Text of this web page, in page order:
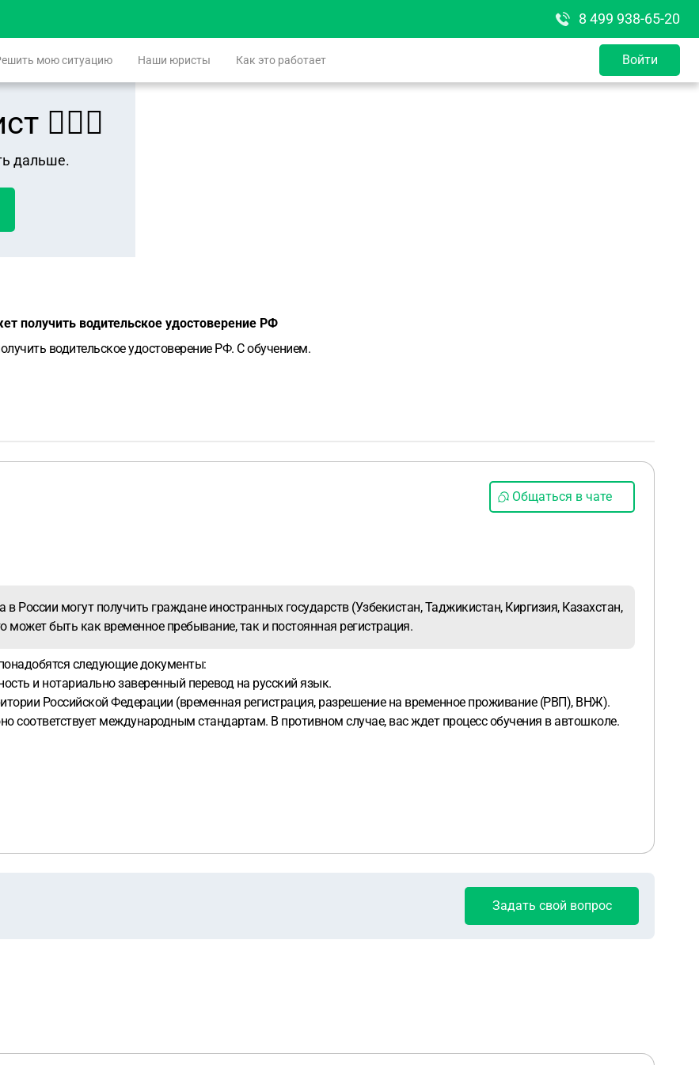
8 499 938-65-20
мою ситуацию Наши юристы Как это работает Войти
👨🏻‍⚖️
дальше.
получить водительское удостоверение РФ
водительское удостоверение РФ. С обучением.
Общаться в чате
России могут получить граждане иностранных государств (Узбекистан, Таджикистан, Киргизия, Казахстан,
быть как временное пребывание, так и постоянная регистрация.
следующие документы:
и нотариально заверенный перевод на русский язык.
Российской Федерации (временная регистрация, разрешение на временное проживание (РВП), ВНЖ).
соответствует международным стандартам. В противном случае, вас ждет процесс обучения в автошколе.
Задать свой вопрос